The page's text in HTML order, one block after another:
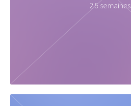
2.5 semaines